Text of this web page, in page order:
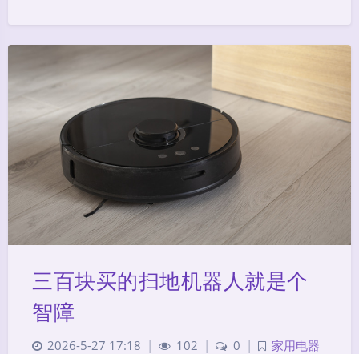
三百块买的扫地机器人就是个
智障
2026-5-27 17:18 | 102 | 0 |
家用电器